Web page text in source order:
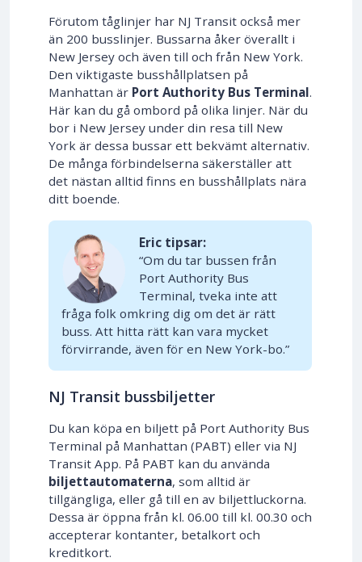
Förutom tåglinjer har NJ Transit också mer
än 200 busslinjer. Bussarna åker överallt i
New Jersey och även till och från New York.
Den viktigaste busshållplatsen på
Manhattan är Port Authority Bus Terminal.
Här kan du gå ombord på olika linjer. När du
bor i New Jersey under din resa till New
York är dessa bussar ett bekvämt alternativ.
De många förbindelserna säkerställer att
det nästan alltid finns en busshållplats nära
ditt boende.
Eric tipsar:
“Om du tar bussen från
Port Authority Bus
Terminal, tveka inte att
fråga folk omkring dig om det är rätt
buss. Att hitta rätt kan vara mycket
förvirrande, även för en New York-bo.”
NJ Transit bussbiljetter
Du kan köpa en biljett på Port Authority Bus
Terminal på Manhattan (PABT) eller via NJ
Transit App. På PABT kan du använda
biljettautomaterna, som alltid är
tillgängliga, eller gå till en av biljettluckorna.
Dessa är öppna från kl. 06.00 till kl. 00.30 och
accepterar kontanter, betalkort och
kreditkort.